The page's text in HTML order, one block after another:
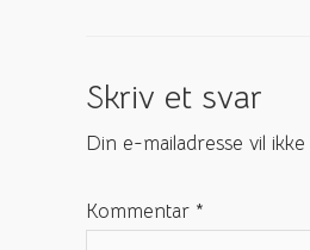
Skriv et svar
Din e-mailadresse vil
Kommentar *